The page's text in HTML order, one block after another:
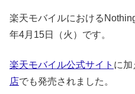
楽天モバイルにおける
年4月15日（火）です。
楽天モバイル公式サイト に加
店でも発売されました。